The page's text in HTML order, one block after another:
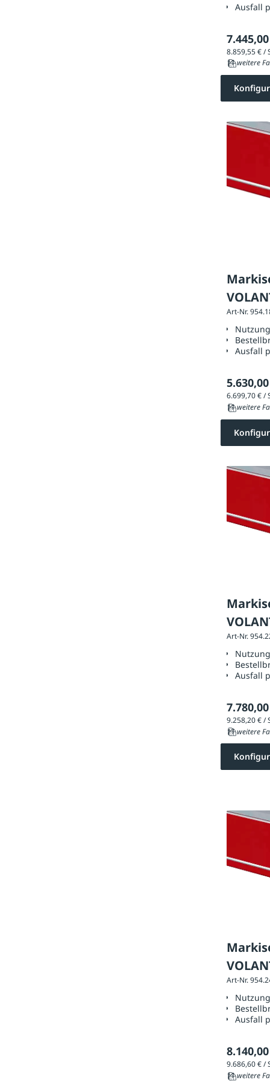
Ausfall
11 weitere
Art-Nr.
Ausfall
11 weitere
Art-Nr.
Ausfall
11 weitere
Art-Nr.
Ausfall
11 weitere